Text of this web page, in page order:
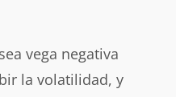
vega negativa
la volatilidad, y